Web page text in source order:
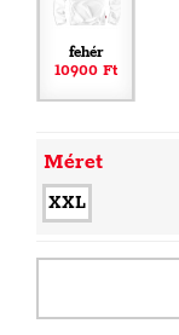
fehér
10900 Ft
Méret
XXL